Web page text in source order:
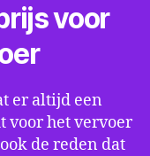
voor
er altijd een
voor het vervoer
de reden dat